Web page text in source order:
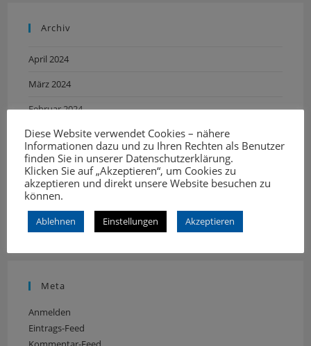
Archiv
April 2024
März 2024
Februar 2024
Kategorien
Neuigkeiten
Meta
Anmelden
Eintrags-Feed
Diese Website verwendet Cookies – nähere
Informationen dazu und zu Ihren Rechten als Benutzer
finden Sie in unserer Datenschutzerklärung.
Klicken Sie auf „Akzeptieren“, um Cookies zu
akzeptieren und direkt unsere Website besuchen zu
können.
Ablehnen Einstellungen Akzeptieren